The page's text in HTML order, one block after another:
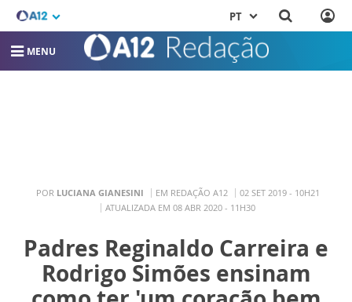
PT
MENU
POR LUCIANA GIANESINI EM REDAÇÃO A12
02 SET 2019 - 10H21
ATUALIZADA EM 08 ABR 2020 - 11H30
Padres Reginaldo Carreira e
Rodrigo Simões ensinam